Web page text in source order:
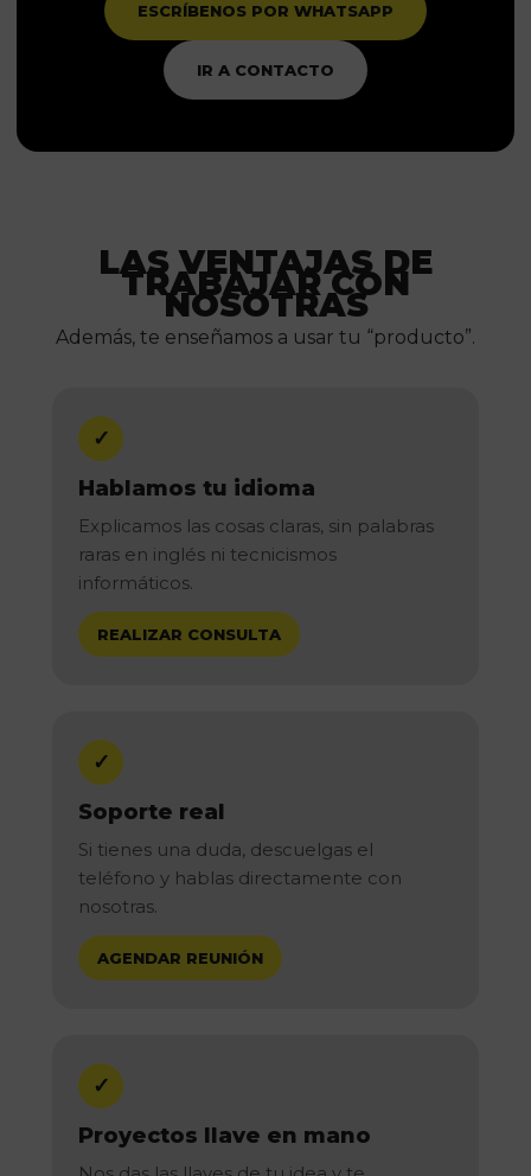
ESCRÍBENOS POR WHATSAPP
IR A CONTACTO
LAS VENTAJAS DE
TRABAJAR CON
NOSOTRAS
Además, te enseñamos a usar tu “producto”.
✓
Hablamos tu idioma
Explicamos las cosas claras, sin palabras
raras en inglés ni tecnicismos
informáticos.
REALIZAR CONSULTA
✓
Soporte real
Si tienes una duda, descuelgas el
teléfono y hablas directamente con
nosotras.
AGENDAR REUNIÓN
✓
Proyectos llave en mano